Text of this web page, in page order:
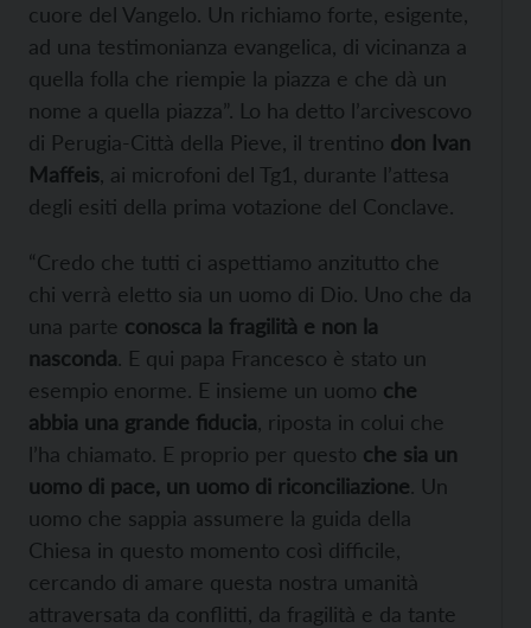
cuore del Vangelo. Un richiamo forte, esigente,
ad una testimonianza evangelica, di vicinanza a
quella folla che riempie la piazza e che dà un
nome a quella piazza”. Lo ha detto l’arcivescovo
di Perugia-Città della Pieve, il trentino don Ivan
Maffeis , ai microfoni del Tg1, durante l’attesa
degli esiti della prima votazione del Conclave.
“Credo che tutti ci aspettiamo anzitutto che
chi verrà eletto sia un uomo di Dio. Uno che da
una parte conosca la fragilità e non la
nasconda. E qui papa Francesco è stato un
esempio enorme. E insieme un uomo che
abbia una grande fiducia , riposta in colui che
l’ha chiamato. E proprio per questo che sia un
uomo di pace, un uomo di riconciliazione. Un
uomo che sappia assumere la guida della
Chiesa in questo momento così difficile,
cercando di amare questa nostra umanità
attraversata da conflitti, da fragilità e da tante